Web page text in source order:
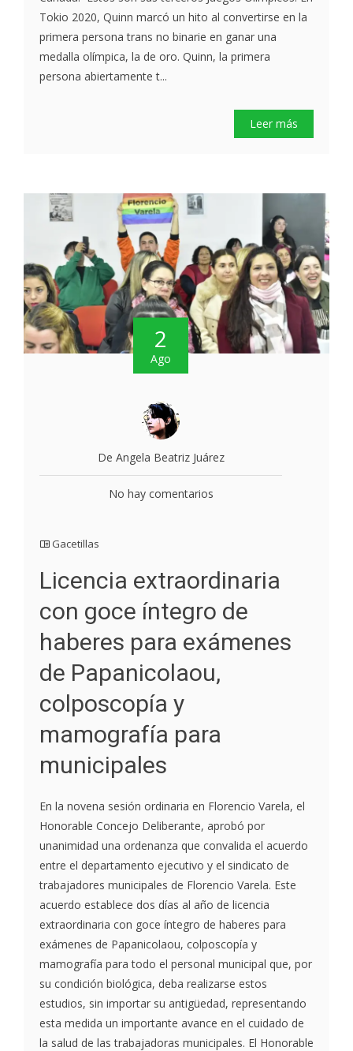
Tokio 2020, Quinn marcó un hito al convertirse en la
primera persona trans no binarie en ganar una
medalla olímpica, la de oro. Quinn, la primera
persona abiertamente t...
Leer más
2
Ago
De Angela Beatriz Juárez
No hay comentarios
Gacetillas
Licencia extraordinaria
con goce íntegro de
haberes para exámenes
de Papanicolaou,
colposcopía y
mamografía para
municipales
En la novena sesión ordinaria en Florencio Varela, el
Honorable Concejo Deliberante, aprobó por
unanimidad una ordenanza que convalida el acuerdo
entre el departamento ejecutivo y el sindicato de
trabajadores municipales de Florencio Varela. Este
acuerdo establece dos días al año de licencia
extraordinaria con goce íntegro de haberes para
exámenes de Papanicolaou, colposcopía y
mamografía para todo el personal municipal que, por
su condición biológica, deba realizarse estos
estudios, sin importar su antigüedad, representando
esta medida un importante avance en el cuidado de
la salud de las trabajadoras municipales. El Honorable